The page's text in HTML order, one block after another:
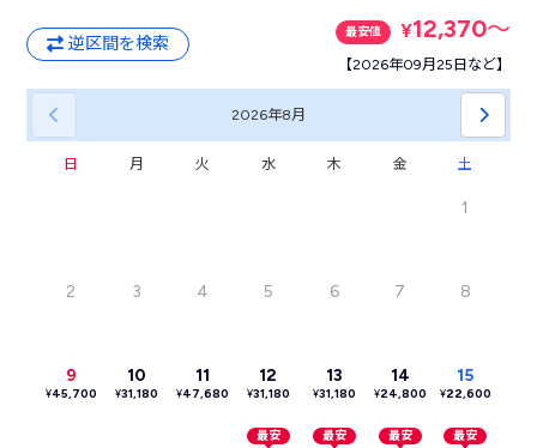
逆区間を検索
最安値 ¥12,370〜
【2026年09月25日など】
2026年8月
日 月 火 水 木 金 土
1
2 3 4 5 6 7 8
9
¥45,700
10
¥31,180
11
¥47,680
12
¥31,180
13
¥31,180
14
¥24,800
15
¥22,600
最安 最安 最安 最安